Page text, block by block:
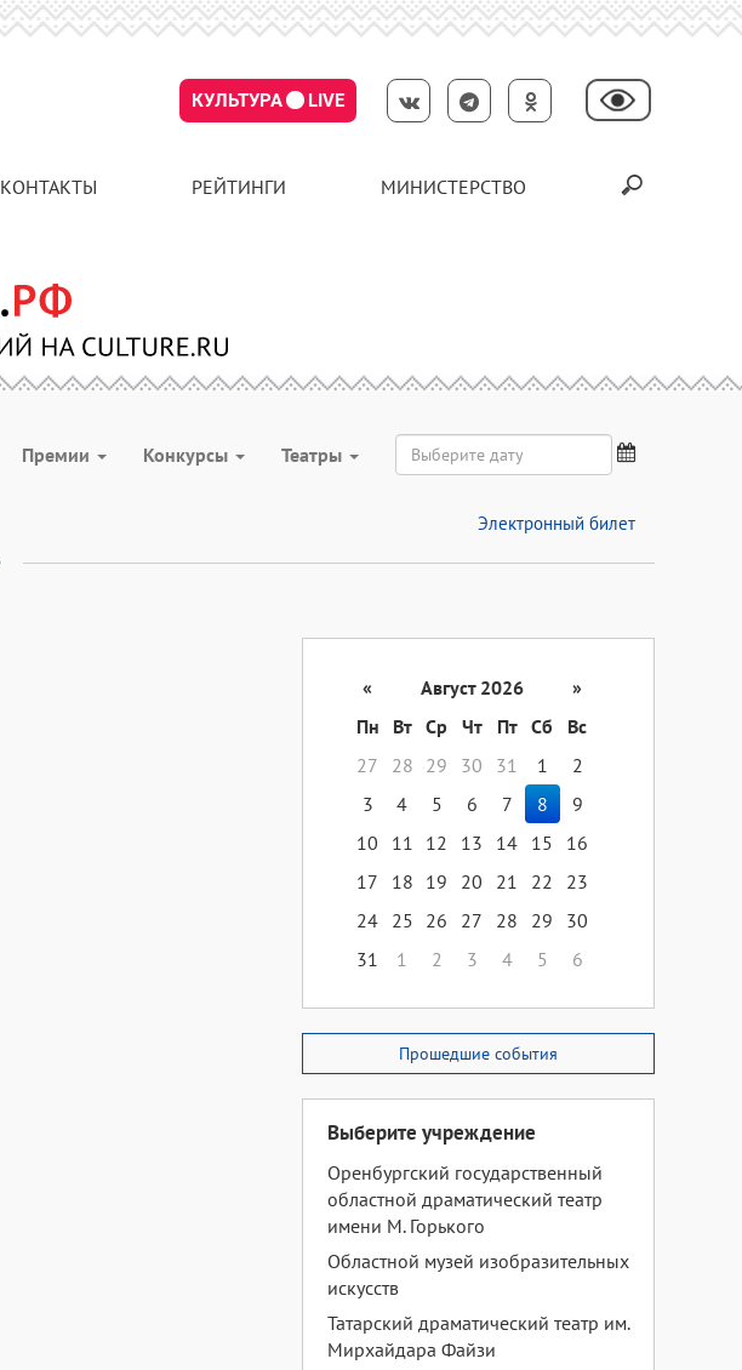
КУЛЬТУРА LIVE
КОНТАКТЫ РЕЙТИНГИ МИНИСТЕРСТВО
Премии Конкурсы Театры
Электронный билет
« Август 2026
»
Пн
Вт Ср Чт Пт Сб
Вс
27
28 29 30 31 1
2
3
4 5 6 7 8
9
10
11 12 13 14 15
16
17
18 19 20 21 22
23
24 25 26 27 28 29
30
31
1 2 3 4 5 6
Прошедшие события
Выберите учреждение
Оренбургский государственный
областной драматический театр
имени М. Горького
Областной музей изобразительных
искусств
Татарский драматический театр им.
Мирхайдара Файзи